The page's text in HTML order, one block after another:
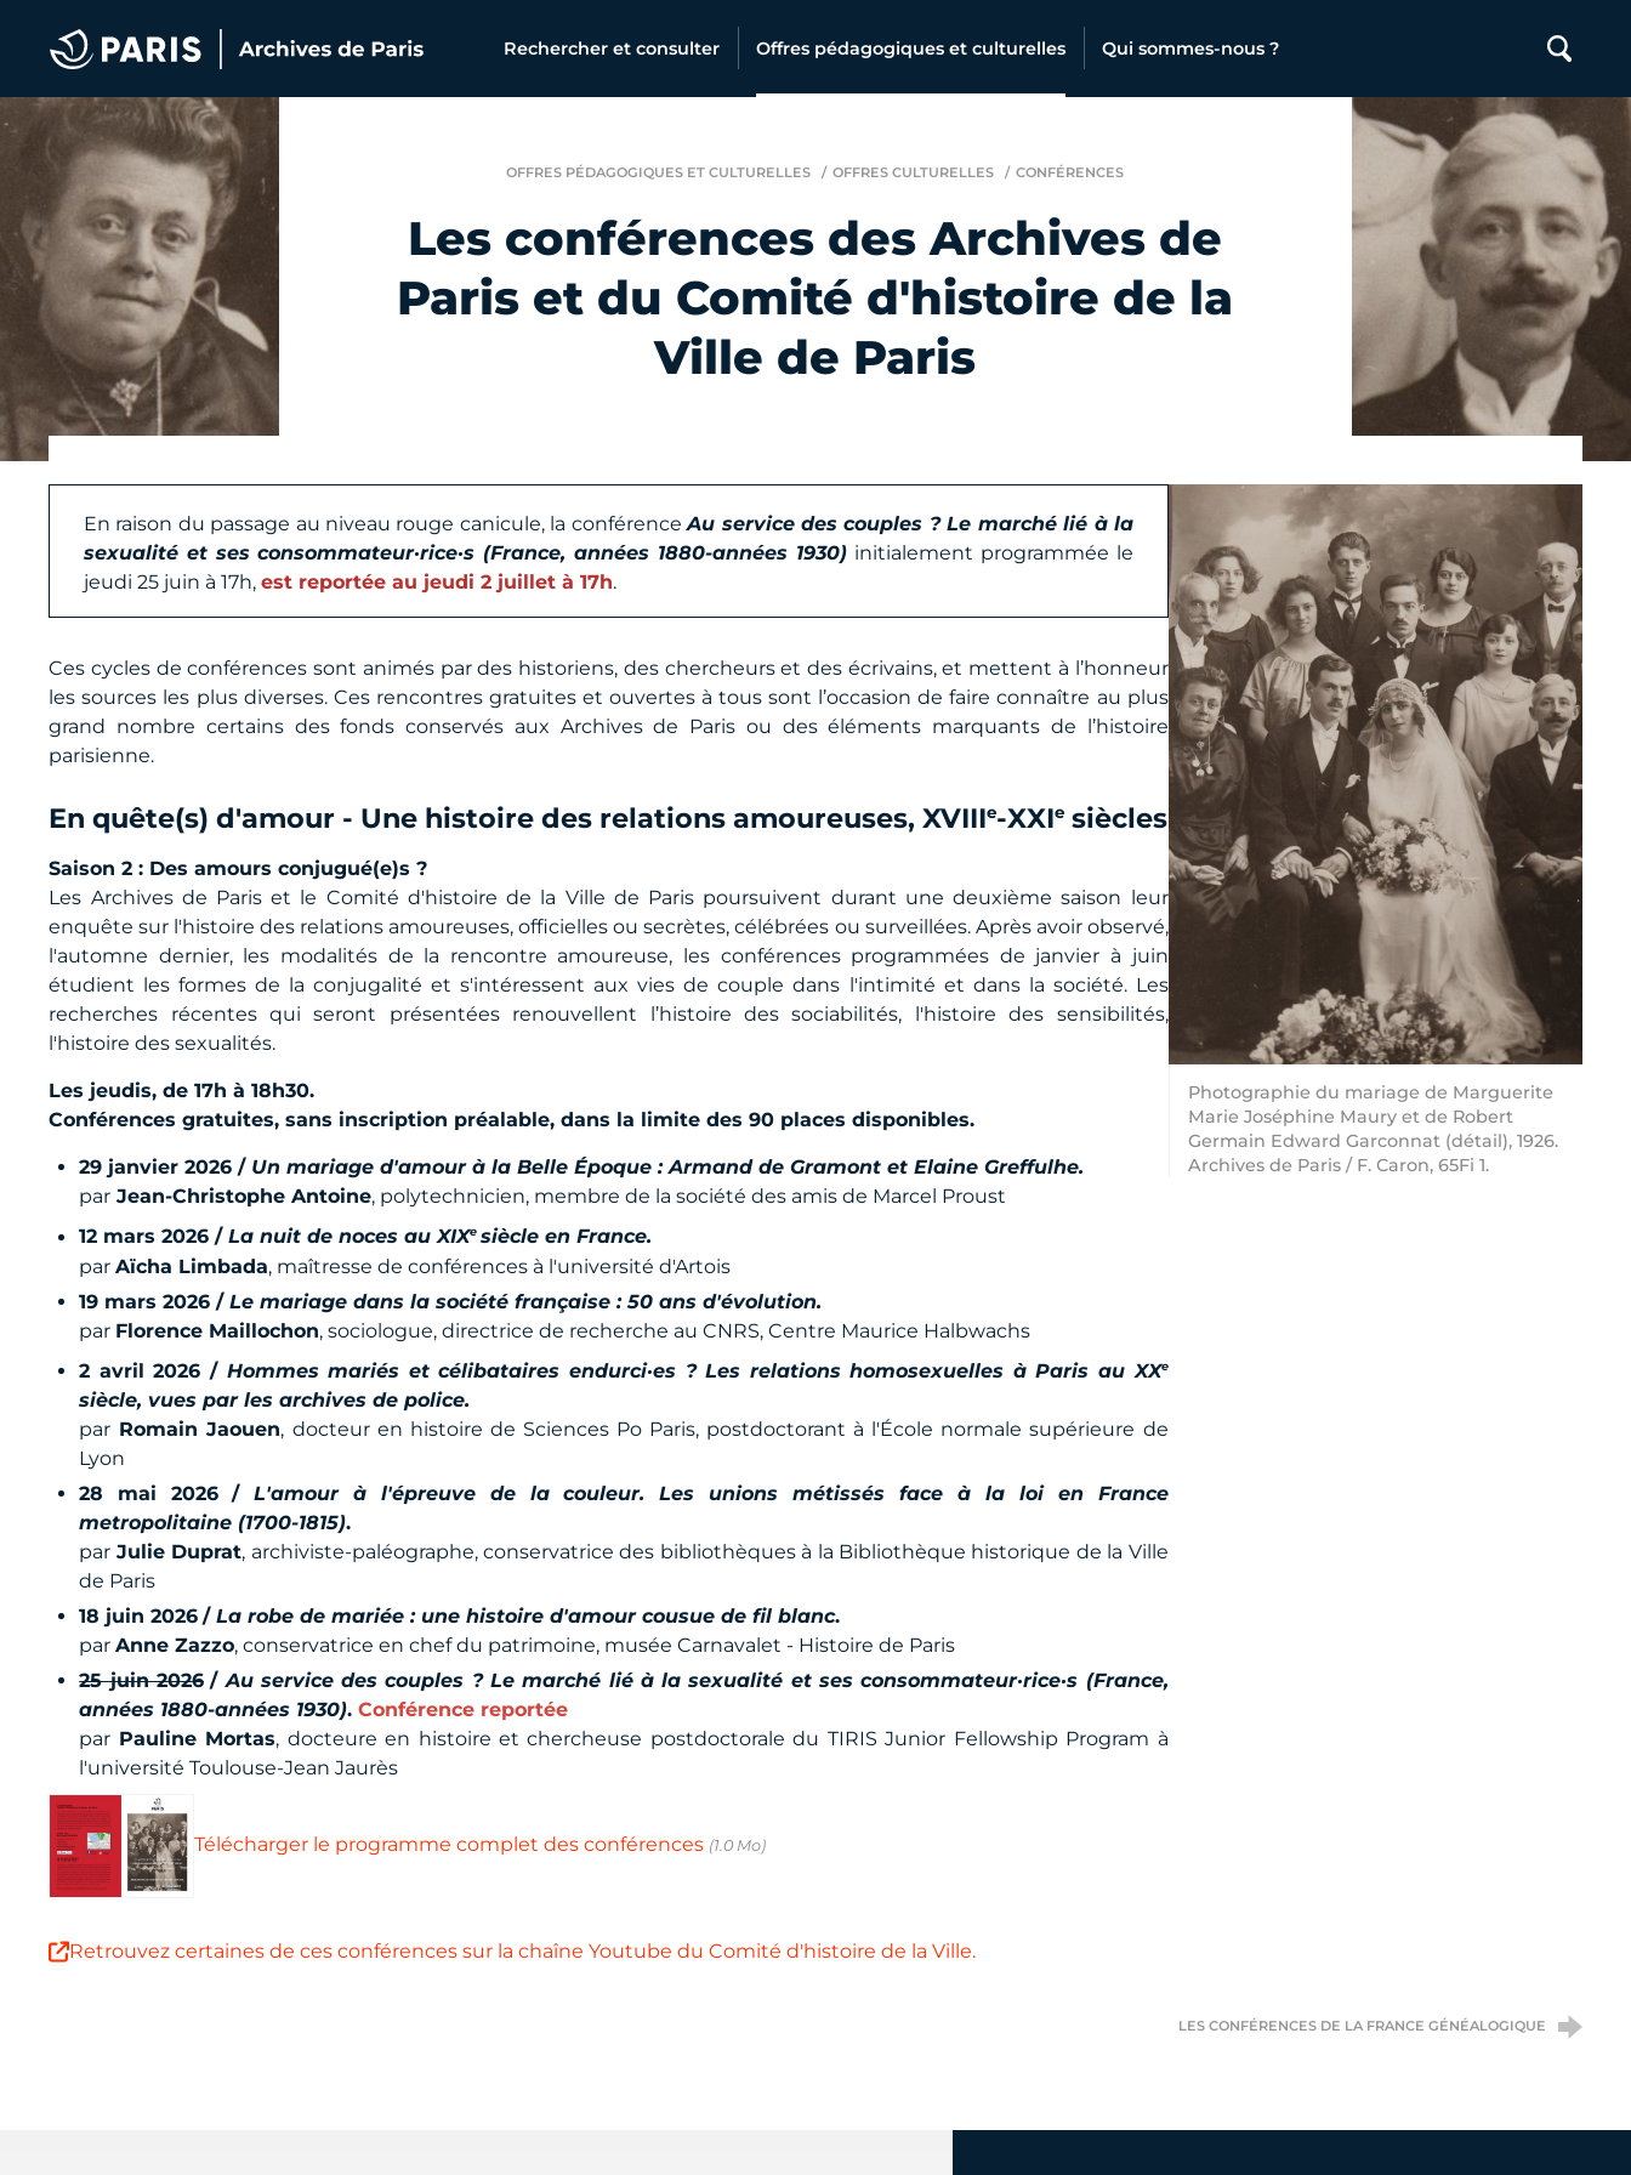
Rechercher et consulter Offres pédagogiques et culturelles Qui sommes-nous ?
OFFRES PÉDAGOGIQUES ET CULTURELLES OFFRES CULTURELLES CONFÉRENCES
Les conférences des Archives de
Paris et du Comité d'histoire de la
Ville de Paris
En raison du passage au niveau rouge canicule, la conférenceAu service des couples ? Le marché lié à la
sexualité et ses consommateur·rice·s (France, années 1880-années 1930) initialement programmée le
jeudi 25 juin à 17h, est reportée au jeudi 2 juillet à 17h.
Ces cycles de conférences sont animés par des historiens, des chercheurs et des écrivains, et mettent à l’honneur
les sources les plus diverses. Ces rencontres gratuites et ouvertes à tous sont l’occasion de faire connaître au plus
grand nombre certains des fonds conservés aux Archives de Paris ou des éléments marquants de l’histoire
parisienne.
En quête(s) d'amour - Une histoire des relations amoureuses, XVIIIe-XXIe siècles
Saison 2 : Des amours conjugué(e)s ?
Les Archives de Paris et le Comité d'histoire de la Ville de Paris poursuivent durant une deuxième saison leur
enquête sur l'histoire des relations amoureuses, officielles ou secrètes, célébrées ou surveillées. Après avoir observé,
l'automne dernier, les modalités de la rencontre amoureuse, les conférences programmées de janvier à juin
étudient les formes de la conjugalité et s'intéressent aux vies de couple dans l'intimité et dans la société. Les
recherches récentes qui seront présentées renouvellent l’histoire des sociabilités, l'histoire des sensibilités,
l'histoire des sexualités.
Les jeudis, de 17h à 18h30.
Conférences gratuites, sans inscription préalable, dans la limite des 90 places disponibles.
29 janvier 2026 / Un mariage d'amour à la Belle Époque : Armand de Gramont et Elaine Greffulhe.
par Jean-Christophe Antoine, polytechnicien, membre de la société des amis de Marcel Proust
12 mars 2026 /La nuit de noces au XIXe siècle en France.
parAïcha Limbada, maîtresse de conférences à l'université d'Artois
19 mars 2026 /Le mariage dans la société française : 50 ans d'évolution.
par Florence Maillochon, sociologue, directrice de recherche au CNRS, Centre Maurice Halbwachs
2 avril 2026 / Hommes mariés et célibataires endurci·es ? Les relations homosexuelles à Paris au XXe
siècle, vues par les archives de police.
par Romain Jaouen, docteur en histoire de Sciences Po Paris, postdoctorant à l'École normale supérieure de
Lyon
28 mai 2026 / L'amour à l'épreuve de la couleur. Les unions métissés face à la loi en France
metropolitaine (1700-1815).
par Julie Duprat, archiviste-paléographe, conservatrice des bibliothèques à la Bibliothèque historique de la Ville
de Paris
18 juin 2026 /La robe de mariée : une histoire d'amour cousue de fil blanc.
parAnne Zazzo, conservatrice en chef du patrimoine, musée Carnavalet - Histoire de Paris
25 juin 2026 /Au service des couples ? Le marché lié à la sexualité et ses consommateur·rice·s (France,
années 1880-années 1930).Conférence reportée
par Pauline Mortas, docteure en histoire et chercheuse postdoctorale du TIRIS Junior Fellowship Program à
l'université Toulouse-Jean Jaurès
Télécharger le programme complet des conférences (1.0 Mo)
Retrouvez certaines de ces conférences sur la chaîne Youtube du Comité d'histoire de la Ville.
Photographie du mariage de Marguerite
Marie Joséphine Maury et de Robert
Germain Edward Garconnat (détail), 1926.
Archives de Paris / F. Caron, 65Fi 1.
LES CONFÉRENCES DE LA FRANCE GÉNÉALOGIQUE